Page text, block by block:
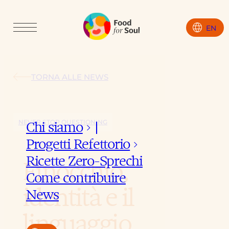
language EN
Chi siamokeyboard_arrow_down
Progetti Refettoriokeyboard_arrow_down
Ricette Zero-Sprechi
Come contribuire
News
TORNA ALLE NEWS
NEVER STOP QUESTIONING
Finocchio,
identità e il